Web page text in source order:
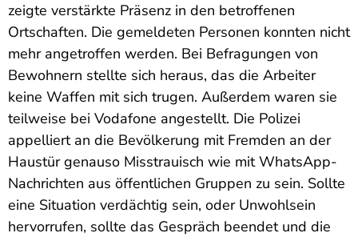
zeigte verstärkte Präsenz in den betroffenen
Ortschaften. Die gemeldeten Personen konnten nicht
mehr angetroffen werden. Bei Befragungen von
Bewohnern stellte sich heraus, das die Arbeiter
keine Waffen mit sich trugen. Außerdem waren sie
teilweise bei Vodafone angestellt. Die Polizei
appelliert an die Bevölkerung mit Fremden an der
Haustür genauso Misstrauisch wie mit WhatsApp-
Nachrichten aus öffentlichen Gruppen zu sein. Sollte
eine Situation verdächtig sein, oder Unwohlsein
hervorrufen, sollte das Gespräch beendet und die